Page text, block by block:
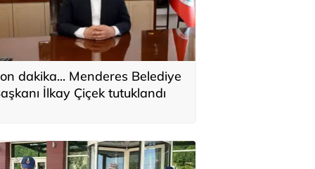
dakika... Menderes Belediye
İlkay Çiçek tutuklandı